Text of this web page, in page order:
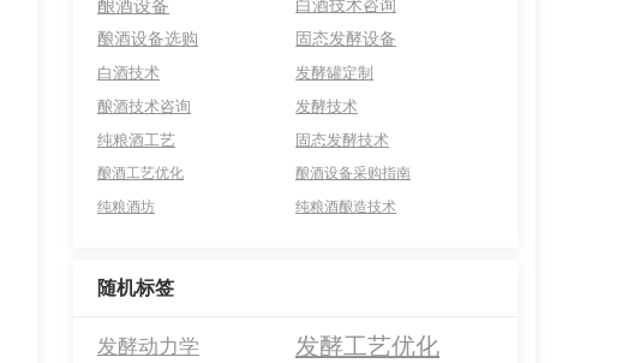
酿酒设备
酿酒设备选购
固态发酵设备
白酒技术
发酵罐定制
酿酒技术咨询
发酵技术
纯粮酒工艺
固态发酵技术
酿酒工艺优化
酿酒设备采购指南
纯粮酒坊
纯粮酒酿造技术
随机标签
发酵动力学 发酵工艺优化